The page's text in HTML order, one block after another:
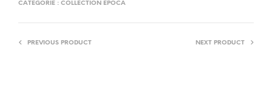
CATÉGORIE : COLLECTION EPOCA
PREVIOUS PRODUCT NEXT PRODUCT